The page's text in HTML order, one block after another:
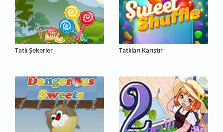
Tatlı Şekerler Tatlıları Karıştır